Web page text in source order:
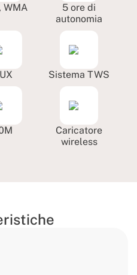
WMA
5 ore di
autonomia
Sistema TWS
Caricatore
wireless